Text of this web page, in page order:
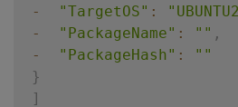
-
"TargetOS" :
-
"PackageName" : "" ,
-
"PackageHash" :
""
}
]